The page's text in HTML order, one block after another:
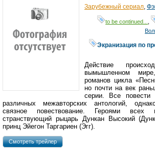
Зарубежный сериал,
to be continued...
Экранизация по
Действие
вымышленном
романов цикла
но почти на век
серии. Все
различных межавторских антологий,
связное повествование. Героями всех
странствующий рыцарь Дункан Высокий
принц Эйегон Таргариен (Эгг).
Cмотреть трейлер